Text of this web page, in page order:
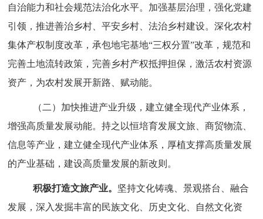
自治能力和社会规范法治化水平。加强基层治理，强化党建
引领，推进善治乡村、平安乡村、法治乡村建设。深化农村
集体产权制度改革，承包地宅基地“三权分置”改革，规范和
完善土地流转政策，完善乡村产权抵押担保，激活农村资源
资产，为农村发展开新路、赋动能。
（二）加快推进产业升级，建立健全现代产业体系，
增强高质量发展动能。持之以恒培育发展文旅、商贸物流、
信息等产业，建立健全现代产业体系，厚植支撑高质量发展
的产业基础，建设高质量发展的新改则。
积极打造文旅产业。 坚持文化铸魂、景观搭台、融合
发展，深入发掘丰富的民族文化、历史文化、自然文化资